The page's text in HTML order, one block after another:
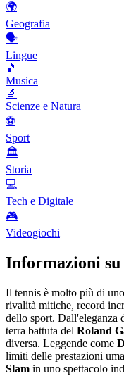
🌍
Geografia
🗣️
Lingue
🎵
Musica
🔬
Scienze e Natura
⚽
Sport
🏛️
Storia
💻
Tech e Digitale
🎮
Videogiochi
Informazioni su
Il tennis è molto più di
rivalità mitiche, record
dello sport. Dall'eleganza
terra battuta del Roland
diversa. Leggende come
limiti delle prestazioni
Slam in uno spettacolo